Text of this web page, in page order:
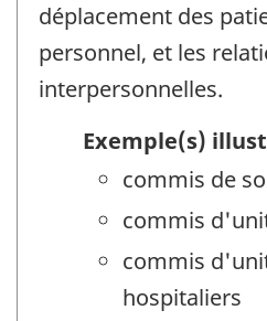
déplacement des
personnel, et les
interpersonnelles.
Exemple(s)
commis de
commis
commis
hospitaliers